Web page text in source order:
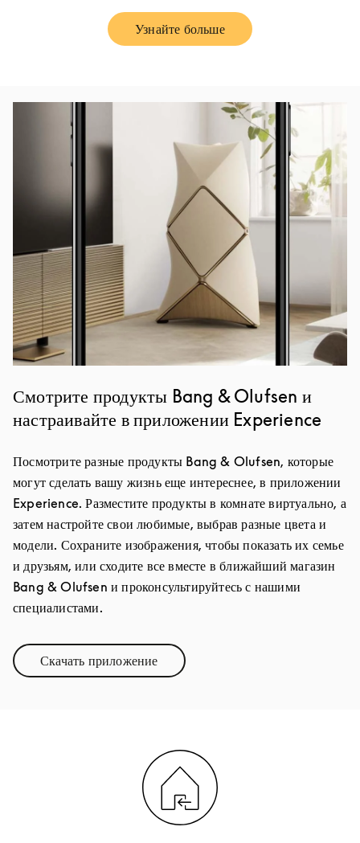
Узнайте большеLink Opens in New Tab
Смотрите продукты Bang & Olufsen и
настраивайте в приложении Experience
Посмотрите разные продукты Bang & Olufsen, которые
могут сделать вашу жизнь еще интереснее, в приложении
Experience. Разместите продукты в комнате виртуально, а
затем настройте свои любимые, выбрав разные цвета и
модели. Сохраните изображения, чтобы показать их семье
и друзьям, или сходите все вместе в ближайший магазин
Bang & Olufsen и проконсультируйтесь с нашими
специалистами.
Скачать приложениеLink Opens in New Tab